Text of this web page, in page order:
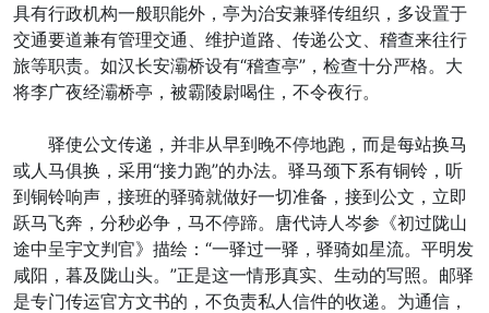
具有行政机构一般职能外，亭为治安兼驿传组织，多设置于
交通要道兼有管理交通、维护道路、传递公文、稽查来往行
旅等职责。如汉长安灞桥设有“稽查亭”，检查十分严格。大
将李广夜经灞桥亭，被霸陵尉喝住，不令夜行。
驿使公文传递，并非从早到晚不停地跑，而是每站换马
或人马俱换，采用“接力跑”的办法。驿马颈下系有铜铃，听
到铜铃响声，接班的驿骑就做好一切准备，接到公文，立即
跃马飞奔，分秒必争，马不停蹄。唐代诗人岑参《初过陇山
途中呈宇文判官》描绘：“一驿过一驿，驿骑如星流。平明发
咸阳，暮及陇山头。”正是这一情形真实、生动的写照。邮驿
是专门传运官方文书的，不负责私人信件的收递。为通信，